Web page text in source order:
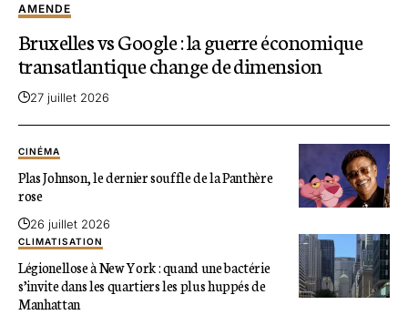
AMENDE
Bruxelles vs Google : la guerre économique
transatlantique change de dimension
27 juillet 2026
CINÉMA
Plas Johnson, le dernier souffle de la Panthère
rose
26 juillet 2026
CLIMATISATION
Légionellose à New York : quand une bactérie
s’invite dans les quartiers les plus huppés de
Manhattan